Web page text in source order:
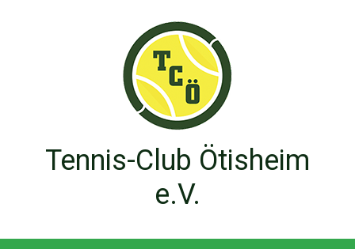
Tennis-Club Ötisheim
e.V.